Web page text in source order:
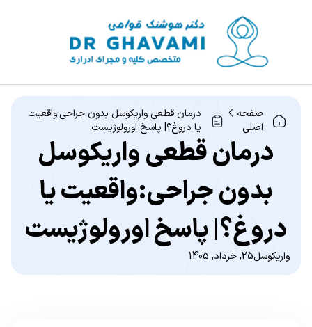
صفحه
اصلی
درمان قطعی واریکوسل بدون جراحی:واقعیت
یا دروغ؟| پاسخ اورولوژیست
درمان قطعی واریکوسل
بدون جراحی:واقعیت یا
دروغ؟| پاسخ اورولوژیست
واریکوسل25, خرداد, 1405